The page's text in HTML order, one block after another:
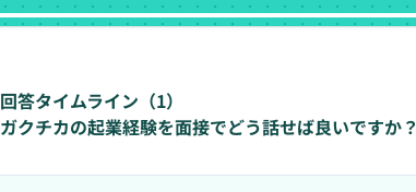
回答タイムライン（1）
ガクチカの起業経験を面接でどう話せば良いですか？